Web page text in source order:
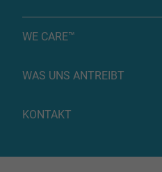
WE CARE™
WAS UNS ANTREIBT
KONTAKT